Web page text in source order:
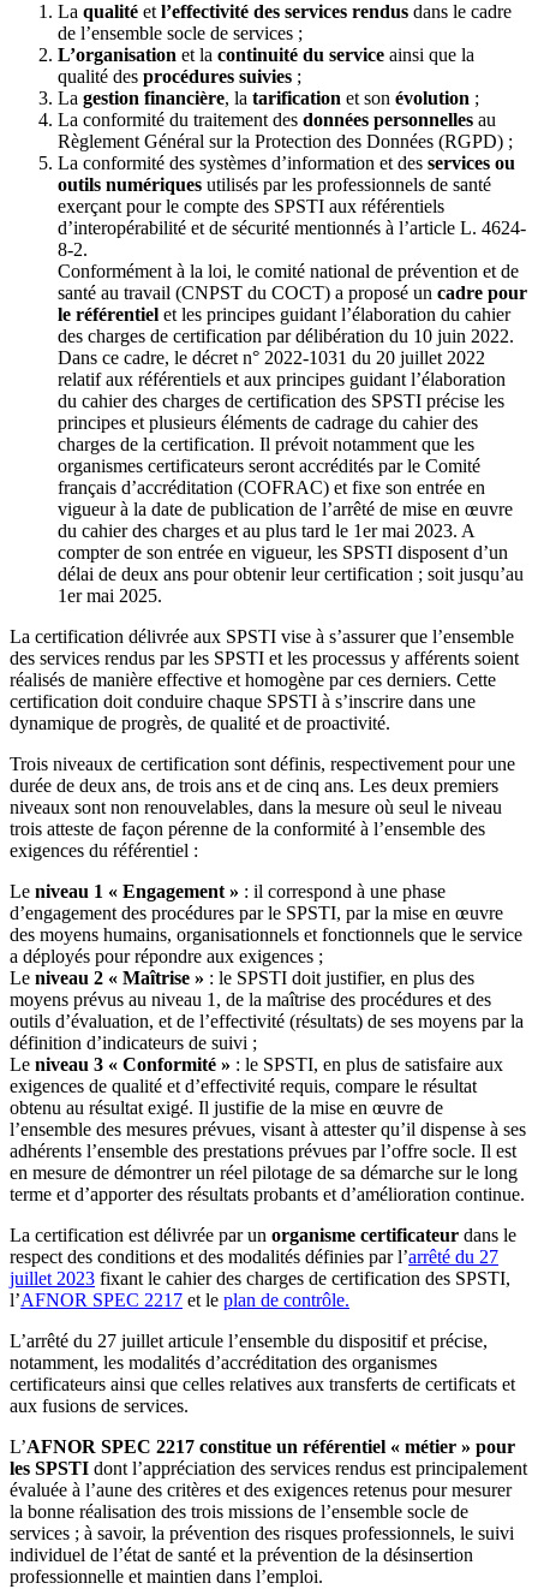
La qualité et l’effectivité des services rendus dans le cadre
de l’ensemble socle de services ;
L’organisation et la continuité du service ainsi que la
qualité des procédures suivies ;
La gestion financière, la tarification et son évolution ;
La conformité du traitement des données personnelles au
Règlement Général sur la Protection des Données (RGPD) ;
La conformité des systèmes d’information et des services ou
outils numériques utilisés par les professionnels de santé
exerçant pour le compte des SPSTI aux référentiels
d’interopérabilité et de sécurité mentionnés à l’article L. 4624-
8-2.
Conformément à la loi, le comité national de prévention et de
santé au travail (CNPST du COCT) a proposé un cadre pour
le référentiel et les principes guidant l’élaboration du cahier
des charges de certification par délibération du 10 juin 2022.
Dans ce cadre, le décret n° 2022-1031 du 20 juillet 2022
relatif aux référentiels et aux principes guidant l’élaboration
du cahier des charges de certification des SPSTI précise les
principes et plusieurs éléments de cadrage du cahier des
charges de la certification. Il prévoit notamment que les
organismes certificateurs seront accrédités par le Comité
français d’accréditation (COFRAC) et fixe son entrée en
vigueur à la date de publication de l’arrêté de mise en œuvre
du cahier des charges et au plus tard le 1er mai 2023. A
compter de son entrée en vigueur, les SPSTI disposent d’un
délai de deux ans pour obtenir leur certification ; soit jusqu’au
1er mai 2025.
La certification délivrée aux SPSTI vise à s’assurer que l’ensemble
des services rendus par les SPSTI et les processus y afférents soient
réalisés de manière effective et homogène par ces derniers. Cette
certification doit conduire chaque SPSTI à s’inscrire dans une
dynamique de progrès, de qualité et de proactivité.
Trois niveaux de certification sont définis, respectivement pour une
durée de deux ans, de trois ans et de cinq ans. Les deux premiers
niveaux sont non renouvelables, dans la mesure où seul le niveau
trois atteste de façon pérenne de la conformité à l’ensemble des
exigences du référentiel :
Le niveau 1 « Engagement » : il correspond à une phase
d’engagement des procédures par le SPSTI, par la mise en œuvre
des moyens humains, organisationnels et fonctionnels que le service
a déployés pour répondre aux exigences ;
Le niveau 2 « Maîtrise » : le SPSTI doit justifier, en plus des
moyens prévus au niveau 1, de la maîtrise des procédures et des
outils d’évaluation, et de l’effectivité (résultats) de ses moyens par la
définition d’indicateurs de suivi ;
Le niveau 3 « Conformité » : le SPSTI, en plus de satisfaire aux
exigences de qualité et d’effectivité requis, compare le résultat
obtenu au résultat exigé. Il justifie de la mise en œuvre de
l’ensemble des mesures prévues, visant à attester qu’il dispense à ses
adhérents l’ensemble des prestations prévues par l’offre socle. Il est
en mesure de démontrer un réel pilotage de sa démarche sur le long
terme et d’apporter des résultats probants et d’amélioration continue.
La certification est délivrée par un organisme certificateur dans le
respect des conditions et des modalités définies par l’arrêté du 27
juillet 2023 fixant le cahier des charges de certification des SPSTI,
l’AFNOR SPEC 2217 et le plan de contrôle.
L’arrêté du 27 juillet articule l’ensemble du dispositif et précise,
notamment, les modalités d’accréditation des organismes
certificateurs ainsi que celles relatives aux transferts de certificats et
aux fusions de services.
L’AFNOR SPEC 2217 constitue un référentiel « métier » pour
les SPSTI dont l’appréciation des services rendus est principalement
évaluée à l’aune des critères et des exigences retenus pour mesurer
la bonne réalisation des trois missions de l’ensemble socle de
services ; à savoir, la prévention des risques professionnels, le suivi
individuel de l’état de santé et la prévention de la désinsertion
professionnelle et maintien dans l’emploi.